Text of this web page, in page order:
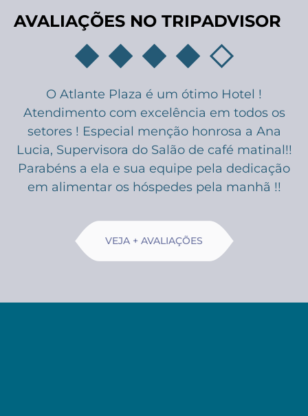
AVALIAÇÕES NO TRIPADVISOR
O Atlante Plaza é um ótimo Hotel !
Atendimento com excelência em todos os
setores ! Especial menção honrosa a Ana
Lucia, Supervisora do Salão de café matinal!!
Parabéns a ela e sua equipe pela dedicação
em alimentar os hóspedes pela manhã !!
VEJA + AVALIAÇÕES